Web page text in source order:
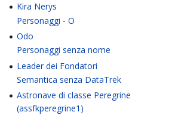
Kira Nerys
Personaggi - O
Odo
Personaggi senza nome
Leader dei Fondatori
Semantica senza DataTrek
Astronave di classe Peregrine
(assfkperegrine1)